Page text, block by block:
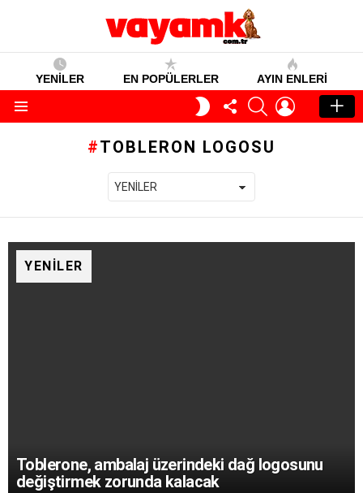
YENİLER EN POPÜLERLER AYIN ENLERI
GECE
MODU
TAKIP
ET
SEARCHGIRIŞ
TOBLERON LOGOSU
YENILER
Toblerone, ambalaj üzerindeki dağ logosunu
değiştirmek zorunda kalacak